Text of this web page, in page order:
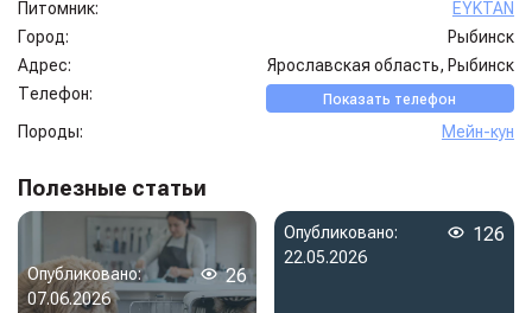
Питомник:
EYKTAN
Город:
Рыбинск
Адрес:
Ярославская область, Рыбинск
Телефон:
Показать телефон
Породы: Мейн-кун
Полезные статьи
Опубликовано:
07.06.2026
26
Опубликовано:
22.05.2026
126